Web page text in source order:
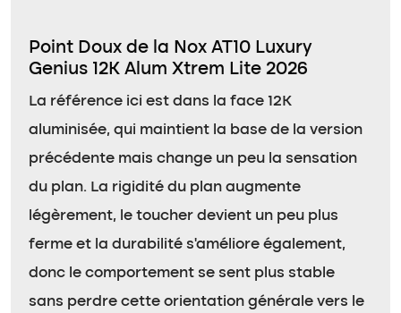
Point Doux de la Nox AT10 Luxury
Genius 12K Alum Xtrem Lite 2026
La référence ici est dans la face 12K
aluminisée, qui maintient la base de la version
précédente mais change un peu la sensation
du plan. La rigidité du plan augmente
légèrement, le toucher devient un peu plus
ferme et la durabilité s’améliore également,
donc le comportement se sent plus stable
sans perdre cette orientation générale vers le